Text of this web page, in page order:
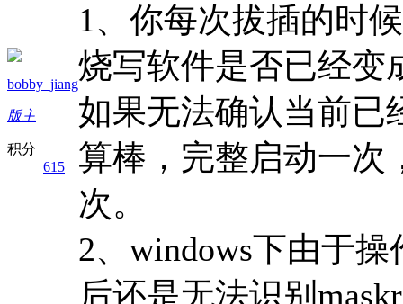
bobby_jiang
版主
积分
615
1、你每次拔插的时
烧写软件是否已经变
如果无法确认当前已
算棒，完整启动一次
次。
2、windows下由于
后还是无法识别